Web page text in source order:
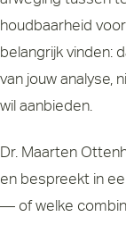
houdbaarheid
belangrijk vinden:
van jouw analyse,
wil aanbieden.
Dr. Maarten
en bespreekt in
— of welke